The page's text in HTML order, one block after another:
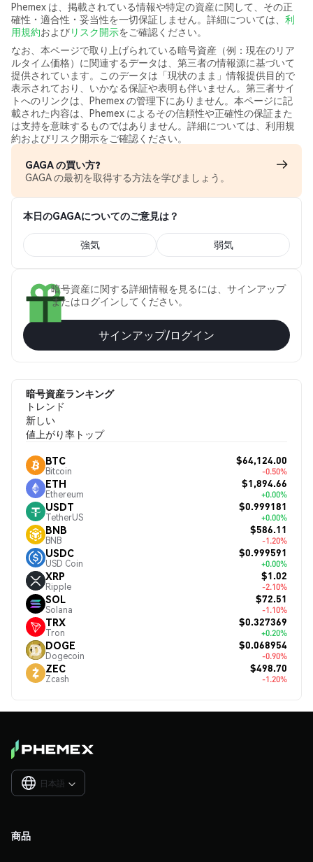
Phemex は、掲載されている情報や特定の資産に関して、その正
確性・適合性・妥当性を一切保証しません。詳細については、 利
用規約およびリスク開示をご確認ください。
なお、本ページで取り上げられている暗号資産（例：現在のリア
ルタイム価格）に関連するデータは、第三者の情報源に基づいて
提供されています。このデータは「現状のまま」情報提供目的で
表示されており、いかなる保証や表明も伴いません。第三者サイ
トへのリンクは、Phemex の管理下にありません。本ページに記
載された内容は、Phemex によるその信頼性や正確性の保証また
は支持を意味するものではありません。詳細については、利用規
約およびリスク開示をご確認ください。
GAGA の買い方?
GAGA の最初を取得する方法を学びましょう。
本日のGAGAについてのご意見は？
強気 弱気
暗号資産に関する詳細情報を見るには、サインアップ
またはログインしてください。
サインアップ/ログイン
暗号資産ランキング
トレンド
新しい
値上がり率トップ
BTC
Bitcoin
$64,124.00
-0.50%
ETH
Ethereum
$1,894.66
+0.00%
USDT
TetherUS
$0.999181
+0.00%
BNB
BNB
$586.11
-1.20%
USDC
USD Coin
$0.999591
+0.00%
XRP
Ripple
$1.02
-2.10%
SOL
Solana
$72.51
-1.10%
TRX
Tron
$0.327369
+0.20%
DOGE
Dogecoin
$0.068954
-0.90%
ZEC
Zcash
$498.70
-1.20%
日本語 
商品